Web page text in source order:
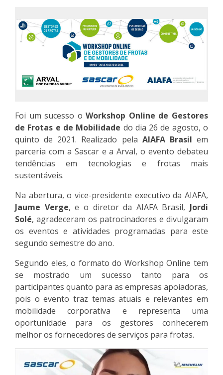
Foi um sucesso oWorkshop Online de Gestores
de Frotas e de Mobilidade do dia 26 de agosto, o
quinto de 2021. Realizado pela AIAFA Brasil em
parceria com a Sascar e a Arval, o evento debateu
tendências em tecnologias e frotas mais
sustentáveis.
Na abertura, o vice-presidente executivo da AIAFA,
Jaume Verge, e o diretor da AIAFA Brasil, Jordi
Solé, agradeceram os patrocinadores e divulgaram
os eventos e atividades programadas para este
segundo semestre do ano.
Segundo eles, o formato do Workshop Online tem
se mostrado um sucesso tanto para os
participantes quanto para as empresas apoiadoras,
pois o evento traz temas atuais e relevantes em
mobilidade corporativa e representa uma
oportunidade para os gestores conhecerem
melhor os fornecedores de serviços para frotas.